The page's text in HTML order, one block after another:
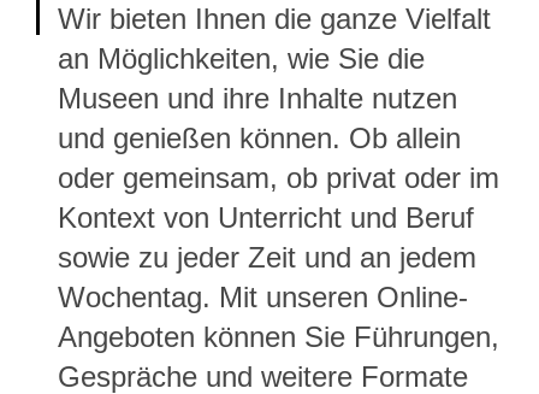
Wir bieten Ihnen die ganze Vielfalt
an Möglichkeiten, wie Sie die
Museen und ihre Inhalte nutzen
und genießen können. Ob allein
oder gemeinsam, ob privat oder im
Kontext von Unterricht und Beruf
sowie zu jeder Zeit und an jedem
Wochentag. Mit unseren Online-
Angeboten können Sie Führungen,
Gespräche und weitere Formate